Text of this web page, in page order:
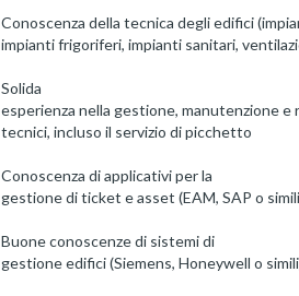
Conoscenza della tecnica degli edifici
impianti frigoriferi, impianti sanitari,
Solida
esperienza nella gestione, manutenzione e
tecnici, incluso il servizio di picchetto
Conoscenza di applicativi per la
gestione di ticket e asset (EAM, SAP o
Buone conoscenze di sistemi di
gestione edifici (Siemens, Honeywell o